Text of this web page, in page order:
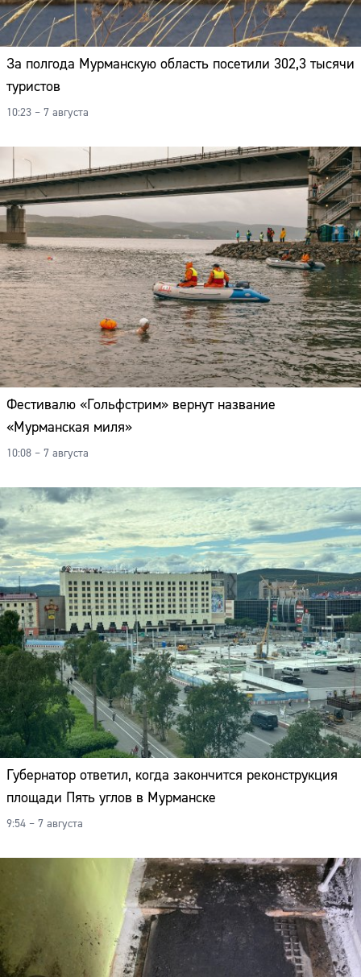
За полгода Мурманскую область посетили 302,3 тысячи
туристов
10:23 – 7 августа
Фестивалю «Гольфстрим» вернут название
«Мурманская миля»
10:08 – 7 августа
Губернатор ответил, когда закончится реконструкция
площади Пять углов в Мурманске
9:54 – 7 августа